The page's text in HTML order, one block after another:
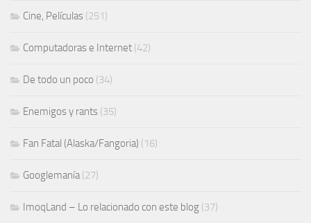
Cine, Películas (251)
Computadoras e Internet (42)
De todo un poco (34)
Enemigos y rants (35)
Fan Fatal (Alaska/Fangoria) (16)
Googlemanía(27)
ImoqLand – Lo relacionado con este blog (37)